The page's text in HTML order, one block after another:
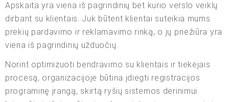
Apskaita yra viena iš pagrindinių bet kurio verslo veiklų
dirbant su klientais. Juk būtent klientai suteikia mums
prekių pardavimo ir reklamavimo rinką, o jų priežiūra yra
viena iš pagrindinių užduočių.
Norint optimizuoti bendravimo su klientais ir tiekėjais
procesą, organizacijoje būtina įdiegti registracijos
programinę įrangą, skirtą ryšių sistemos derinimui.